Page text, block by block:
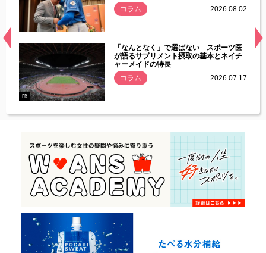
常
コラム
2026.08.02
PR
「なんとなく」で選ばない スポーツ医
が語るサプリメント摂取の基本とネイチ
ャーメイドの特長
コラム
2026.07.17